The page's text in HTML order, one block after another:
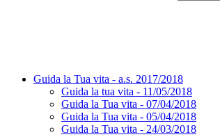
Guida la Tua vita - a.s. 2017/2018
Guida la tua vita - 11/05/2018
Guida la Tua vita - 07/04/2018
Guida la Tua vita - 05/04/2018
Guida la Tua vita - 24/03/2018